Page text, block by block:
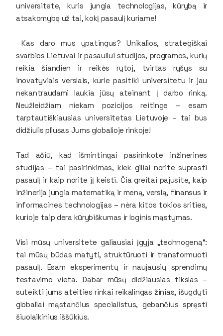
universitete, kuris jungia technologijas, kūrybą ir
atsakomybę už tai, kokį pasaulį kuriame!
Kas daro mus ypatingus? Unikalios, strategiškai
svarbios Lietuvai ir pasauliui studijos, programos, kurių
reikia šiandien ir reikės rytoj, tvirtas ryšys su
inovatyviais verslais, kurie pasitiki universitetu ir jau
nekantraudami laukia jūsų ateinant į darbo rinką.
Neužleidžiam niekam pozicijos reitinge – esam
tarptautiškiausias universitetas Lietuvoje – tai bus
didžiulis pliusas Jums globalioje rinkoje!
Tad ačiū, kad išmintingai pasirinkote inžinerines
studijas – tai pasirinkimas, kiek giliai norite suprasti
pasaulį ir kaip norite jį keisti. Čia greitai pajusite, kaip
inžinerija jungia matematiką ir meną, verslą, finansus ir
informacines technologijas – nėra kitos tokios srities,
kurioje taip dera kūrybiškumas ir loginis mąstymas.
Visi mūsų universitete galiausiai įgyja „technogeną“:
tai mūsų būdas matyti, struktūruoti ir transformuoti
pasaulį. Esam eksperimentų ir naujausių sprendimų
testavimo vieta. Dabar mūsų didžiausias tikslas –
suteikti jums ateities rinkai reikalingas žinias, išugdyti
globaliai mąstančius specialistus, gebančius spręsti
šiuolaikinius iššūkius.